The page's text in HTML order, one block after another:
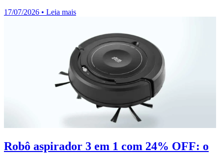
17/07/2026 • Leia mais
Robô aspirador 3 em 1 com 24% OFF: o